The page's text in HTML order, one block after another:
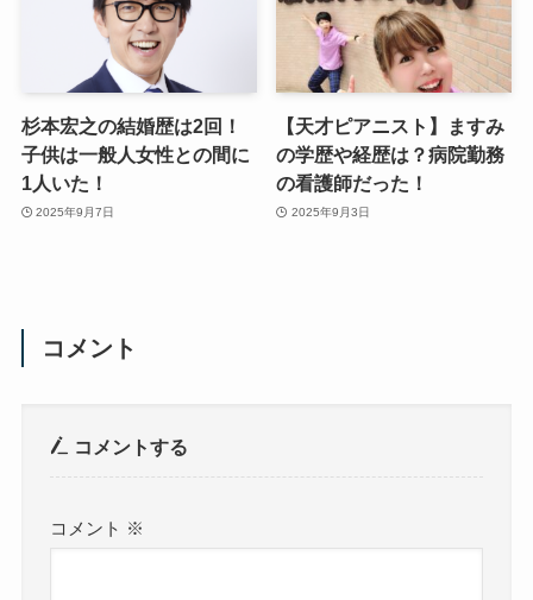
杉本宏之の結婚歴は2回！
子供は一般人女性との間に
1人いた！
2025年9月7日
【天才ピアニスト】ますみ
の学歴や経歴は？病院勤務
の看護師だった！
2025年9月3日
コメント
コメントする
コメント ※